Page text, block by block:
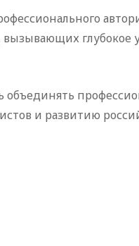
глубокое
и развитию